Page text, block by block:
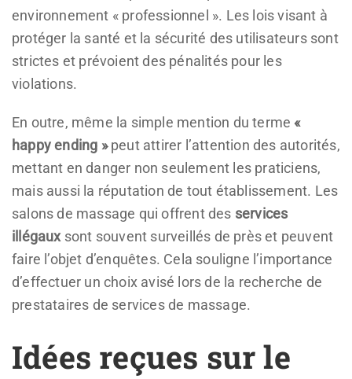
environnement « professionnel ». Les lois visant à
protéger la santé et la sécurité des utilisateurs sont
strictes et prévoient des pénalités pour les
violations.
En outre, même la simple mention du terme «
happy ending »peut attirer l’attention des autorités,
mettant en danger non seulement les praticiens,
mais aussi la réputation de tout établissement. Les
salons de massage qui offrent des services
illégauxsont souvent surveillés de près et peuvent
faire l’objet d’enquêtes. Cela souligne l’importance
d’effectuer un choix avisé lors de la recherche de
prestataires de services de massage.
Idées reçues sur le